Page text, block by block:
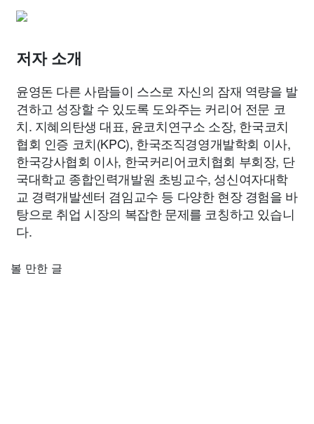
저자 소개
윤영돈 다른 사람들이 스스로 자신의 잠재 역량을 발
견하고 성장할 수 있도록 도와주는 커리어 전문 코
치. 지혜의탄생 대표, 윤코치연구소 소장, 한국코치
협회 인증 코치(KPC), 한국조직경영개발학회 이사,
한국강사협회 이사, 한국커리어코치협회 부회장, 단
국대학교 종합인력개발원 초빙교수, 성신여자대학
교 경력개발센터 겸임교수 등 다양한 현장 경험을 바
탕으로 취업 시장의 복잡한 문제를 코칭하고 있습니
다.
볼 만한 글